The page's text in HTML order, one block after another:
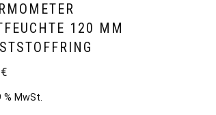
120 MM
€
% MwSt.